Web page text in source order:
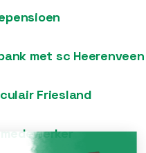
met sc Heerenveen
Friesland